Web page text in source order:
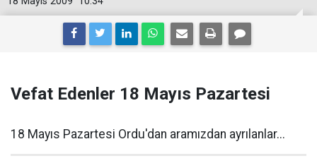
Vefat Edenler 18 Mayıs Pazartesi
18 Mayıs Pazartesi Ordu'dan aramızdan ayrılanlar...